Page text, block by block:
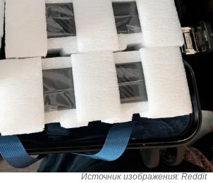
Источник изображения: Reddit